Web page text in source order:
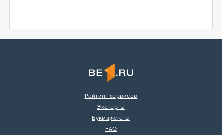
Рейтинг сервисов
Эксперты
Букмарклеты
FAQ